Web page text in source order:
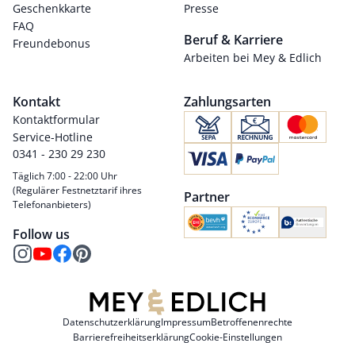
Geschenkkarte
FAQ
Freundebonus
Presse
Beruf & Karriere
Arbeiten bei Mey & Edlich
Kontakt
Kontaktformular
Service-Hotline
0341 - 230 29 230
Täglich 7:00 - 22:00 Uhr
(Regulärer Festnetztarif ihres
Telefonanbieters)
Follow us
Zahlungsarten
Partner
DatenschutzerklärungImpressumBetroffenenrechte
BarrierefreiheitserklärungCookie-Einstellungen